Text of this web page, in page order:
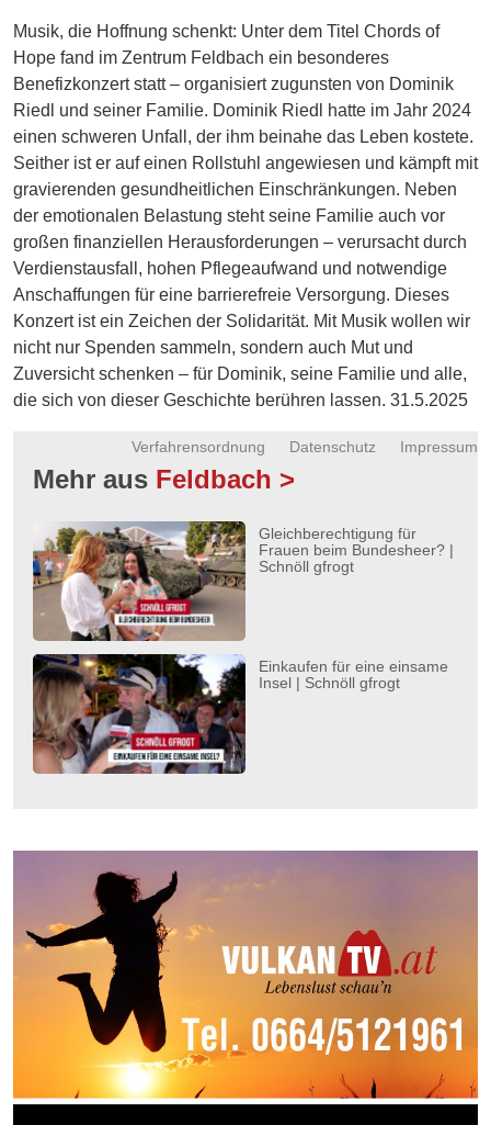
Schnöll
gfrogt
Zonen
Podcast
Musik, die Hoffnung schenkt: Unter dem Titel Chords of
Hope fand im Zentrum Feldbach ein besonderes
Benefizkonzert statt – organisiert zugunsten von Dominik
Riedl und seiner Familie. Dominik Riedl hatte im Jahr 2024
einen schweren Unfall, der ihm beinahe das Leben kostete.
Seither ist er auf einen Rollstuhl angewiesen und kämpft mit
gravierenden gesundheitlichen Einschränkungen. Neben
der emotionalen Belastung steht seine Familie auch vor
großen finanziellen Herausforderungen – verursacht durch
Verdienstausfall, hohen Pflegeaufwand und notwendige
Anschaffungen für eine barrierefreie Versorgung. Dieses
Konzert ist ein Zeichen der Solidarität. Mit Musik wollen wir
nicht nur Spenden sammeln, sondern auch Mut und
Zuversicht schenken – für Dominik, seine Familie und alle,
die sich von dieser Geschichte berühren lassen. 31.5.2025
Impressum
Datenschutz
Verfahrensordnung
Mehr aus Feldbach >
Gleichberechtigung für
Frauen beim Bundesheer? |
Schnöll gfrogt
Einkaufen für eine einsame
Insel | Schnöll gfrogt